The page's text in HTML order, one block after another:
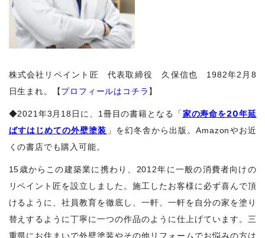
株式会社リペイント匠 代表取締役 久保信也 1982年2月8
日生まれ。【プロフィールはコチラ 】
◆2021年3月18日に、1冊目の書籍となる「家の寿命を20年延
ばすはじめての外壁塗装 」を幻冬舎から出版。Amazonやお近
くの書店でも購入可能。
15歳からこの建築業に携わり、2012年に一般の消費者向けの
リペイント匠を設立しました。施工したお客様に必ず喜んで頂
けるように、社員教育を徹底し、一軒、一軒を自分の家を塗り
替えするように丁寧に一つの作品のように仕上げています。三
重県にお住まいで外壁塗装やその他リフォームでお悩みの方は